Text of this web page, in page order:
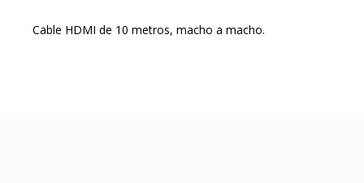
Cable HDMI de 10 metros, macho a macho.